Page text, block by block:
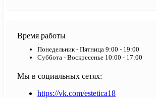
Время работы
Понедельник - Пятница 9:00 - 19:00
Суббота - Воскресенье 10:00 - 17:00
Мы в социальных сетях:
https://vk.com/estetica18